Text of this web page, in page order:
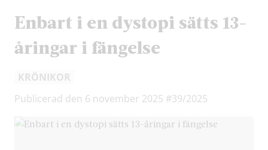
Enbart i en dystopi sätts 13-
åringar i fängelse
KRÖNIKOR
Publicerad den 6 november 2025 #39/2025